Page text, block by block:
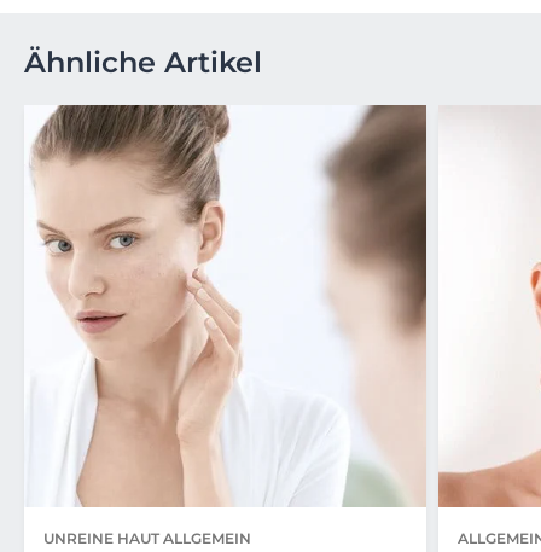
Ähnliche Artikel
UNREINE HAUT ALLGEMEIN